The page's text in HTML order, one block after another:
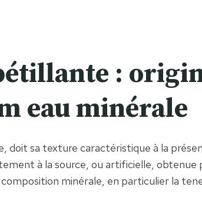
:
eau minérale
doit sa texture caractéristique à la
à la source, ou artificielle,
minérale, en particulier la